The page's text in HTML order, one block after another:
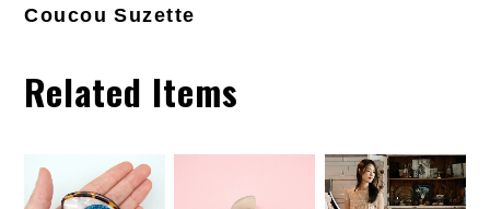
Coucou Suzette
Related Items